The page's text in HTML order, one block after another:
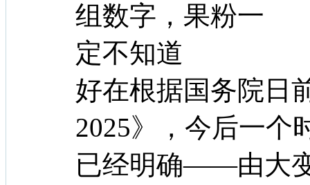
好在根据国务院日
2025》，今后一个
已经明确——由大